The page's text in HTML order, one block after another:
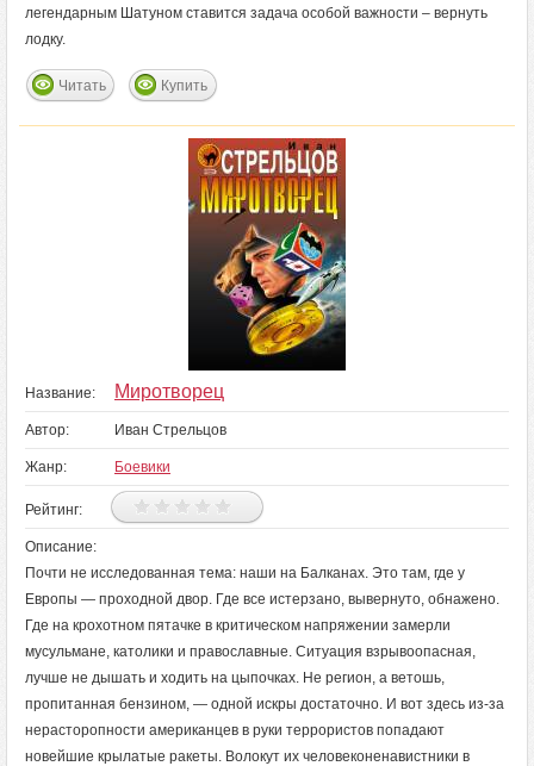
легендарным Шатуном ставится задача особой важности – вернуть
лодку.
Читать Купить
Название: Миротворец
Автор: Иван Стрельцов
Жанр: Боевики
Рейтинг:
Описание:
Почти не исследованная тема: наши на Балканах. Это там, где у
Европы — проходной двор. Где все истерзано, вывернуто, обнажено.
Где на крохотном пятачке в критическом напряжении замерли
мусульмане, католики и православные. Ситуация взрывоопасная,
лучше не дышать и ходить на цыпочках. Не регион, а ветошь,
пропитанная бензином, — одной искры достаточно. И вот здесь из-за
нерасторопности американцев в руки террористов попадают
новейшие крылатые ракеты. Волокут их человеконенавистники в